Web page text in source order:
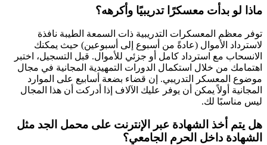
ماذا لو بدأت معسكرًا تدريبيًا وأكرهه؟
توفر معظم المعسكرات التدريبية ذات السمعة الطيبة نافذة
لاسترداد الأموال (عادةً من أسبوع إلى أسبوعين) حيث يمكنك
الانسحاب مع استرداد كامل أو جزئي للأموال. قبل التسجيل، اختبر
اهتمامك من خلال استكمال الدورات التمهيدية المجانية في مجال
موضوع المعسكر التدريبي. إن قضاء بضعة أسابيع على الموارد
المجانية أولاً يمكن أن يوفر عليك الآلاف إذا أدركت أن هذا المجال
ليس مناسبًا لك.
هل يتم أخذ الشهادة عبر الإنترنت على محمل الجد مثل
الشهادة داخل الحرم الجامعي؟